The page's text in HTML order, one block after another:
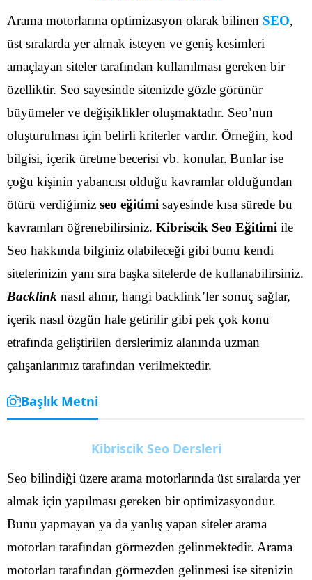
Arama motorlarına optimizasyon olarak bilinen SEO,
üst sıralarda yer almak isteyen ve geniş kesimleri
amaçlayan siteler tarafından kullanılması gereken bir
özelliktir. Seo sayesinde sitenizde gözle görünür
büyümeler ve değişiklikler oluşmaktadır. Seo’nun
oluşturulması için belirli kriterler vardır. Örneğin, kod
bilgisi, içerik üretme becerisi vb. konular. Bunlar ise
çoğu kişinin yabancısı olduğu kavramlar olduğundan
ötürü verdiğimiz seo eğitimi sayesinde kısa sürede bu
kavramları öğrenebilirsiniz. Kibriscik Seo Eğitimi ile
Seo hakkında bilginiz olabileceği gibi bunu kendi
sitelerinizin yanı sıra başka sitelerde de kullanabilirsiniz.
Backlink nasıl alınır, hangi backlink’ler sonuç sağlar,
içerik nasıl özgün hale getirilir gibi pek çok konu
etrafında geliştirilen derslerimiz alanında uzman
çalışanlarımız tarafından verilmektedir.
Başlık Metni
Kibriscik Seo Dersleri
Seo bilindiği üzere arama motorlarında üst sıralarda yer
almak için yapılması gereken bir optimizasyondur.
Bunu yapmayan ya da yanlış yapan siteler arama
motorları tarafından görmezden gelinmektedir. Arama
motorları tarafından görmezden gelinmesi ise sitenizin